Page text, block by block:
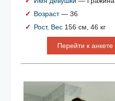
Возраст— 36
Рост, Вес 156 см, 46 кг
Перейти к анкете